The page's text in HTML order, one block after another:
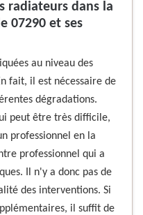
radiateurs dans la
07290 et ses
au niveau des
fait, il est nécessaire de
dégradations.
peut être très difficile,
professionnel en la
professionnel qui a
Il n'y a donc pas de
des interventions. Si
il suffit de